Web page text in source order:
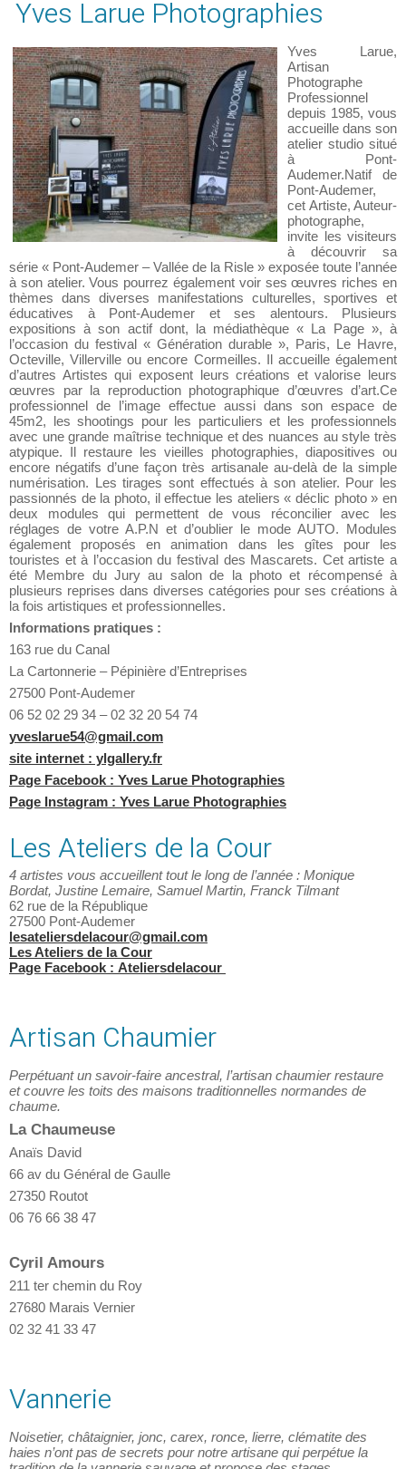
Yves Larue Photographies
Yves Larue,
Artisan
Photographe
Professionnel
depuis 1985, vous
accueille dans son
atelier studio situé
à Pont-
Audemer.Natif de
Pont-Audemer,
cet Artiste, Auteur-
photographe,
invite les visiteurs
à découvrir sa
série « Pont-Audemer – Vallée de la Risle » exposée toute l’année
à son atelier. Vous pourrez également voir ses œuvres riches en
thèmes dans diverses manifestations culturelles, sportives et
éducatives à Pont-Audemer et ses alentours. Plusieurs
expositions à son actif dont, la médiathèque « La Page », à
l’occasion du festival « Génération durable », Paris, Le Havre,
Octeville, Villerville ou encore Cormeilles. Il accueille également
d’autres Artistes qui exposent leurs créations et valorise leurs
œuvres par la reproduction photographique d’œuvres d’art.Ce
professionnel de l’image effectue aussi dans son espace de
45m2, les shootings pour les particuliers et les professionnels
avec une grande maîtrise technique et des nuances au style très
atypique. Il restaure les vieilles photographies, diapositives ou
encore négatifs d’une façon très artisanale au-delà de la simple
numérisation. Les tirages sont effectués à son atelier. Pour les
passionnés de la photo, il effectue les ateliers « déclic photo » en
deux modules qui permettent de vous réconcilier avec les
réglages de votre A.P.N et d’oublier le mode AUTO. Modules
également proposés en animation dans les gîtes pour les
touristes et à l’occasion du festival des Mascarets. Cet artiste a
été Membre du Jury au salon de la photo et récompensé à
plusieurs reprises dans diverses catégories pour ses créations à
la fois artistiques et professionnelles.
Informations pratiques :
163 rue du Canal
La Cartonnerie – Pépinière d’Entreprises
27500 Pont-Audemer
06 52 02 29 34 – 02 32 20 54 74
yveslarue54@gmail.com
site internet : ylgallery.fr
Page Facebook : Yves Larue Photographies
Page Instagram : Yves Larue Photographies
Les Ateliers de la Cour
4 artistes vous accueillent tout le long de l’année : Monique
Bordat, Justine Lemaire, Samuel Martin, Franck Tilmant
62 rue de la République
27500 Pont-Audemer
lesateliersdelacour@gmail.com
Les Ateliers de la Cour
Page Facebook : Ateliersdelacour
Artisan Chaumier
Perpétuant un savoir-faire ancestral, l’artisan chaumier restaure
et couvre les toits des maisons traditionnelles normandes de
chaume.
La Chaumeuse
Anaïs David
66 av du Général de Gaulle
27350 Routot
06 76 66 38 47
Cyril Amours
211 ter chemin du Roy
27680 Marais Vernier
02 32 41 33 47
Vannerie
Noisetier, châtaignier, jonc, carex, ronce, lierre, clématite des
haies n’ont pas de secrets pour notre artisane qui perpétue la